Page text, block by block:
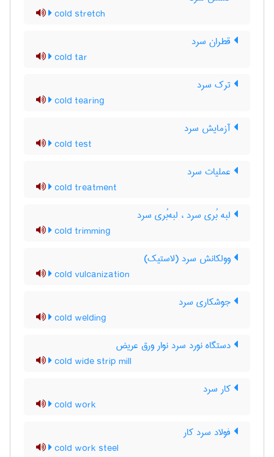
cold stretch
قطران سرد
cold tar
ترک سرد
cold tearing
آزمایش سرد
cold test
عملیات سرد
cold treatment
لبه بُری سرد ، لبه‌بُری سرد
cold trimming
وولکانش سرد (لاستیک)
cold vulcanization
جوشکاری سرد
cold welding
دستگاه نورد سرد نوار ورق عریض
cold wide strip mill
کار سرد
cold work
فولاد سرد کار
cold work steel